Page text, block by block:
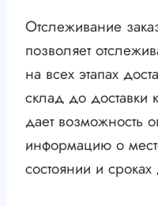
Отслеживание
позволяет
на всех этапах
склад до доставки
дает возможность
информацию о
состоянии и сроках